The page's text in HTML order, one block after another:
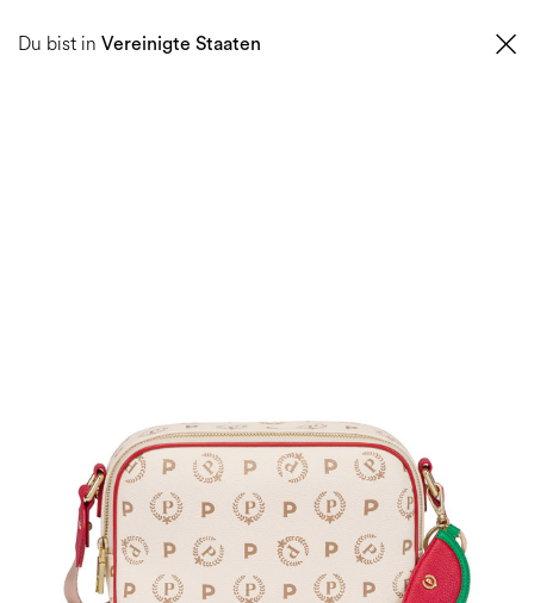
Du bist in Vereinigte Staaten